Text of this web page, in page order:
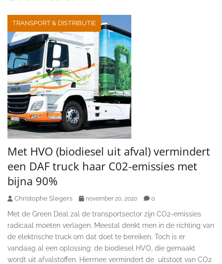
TRANSPORT & DISTRIBUTIE
Met HVO (biodiesel uit afval) vermindert
een DAF truck haar C02-emissies met
bijna 90%
Christophe Slegers november 20, 2020 0
Met de Green Deal zal de transportsector zijn CO2-emissies
radicaal moeten verlagen. Meestal denkt men in de richting van
de elektrische truck om dat doel te bereiken. Toch is er
vandaag al een oplossing: de biodiesel HVO, die gemaakt
wordt uit afvalstoffen. Hiermee vermindert de uitstoot van CO2